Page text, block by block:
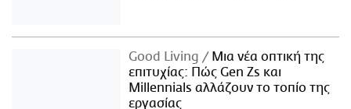
Good Living
Μια νέα οπτική της
επιτυχίας: Πώς Gen Zs και
Millennials αλλάζουν το τοπίο της
εργασίας